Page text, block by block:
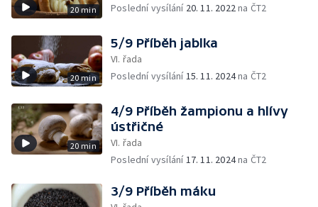
20 min
Poslední vysílání 20. 11. 2022na ČT2
20 min
5/9 Příběh jablka
VI. řada
Poslední vysílání15. 11. 2024na ČT2
20 min
4/9 Příběh žampionu a hlívy
ústřičné
VI. řada
Poslední vysílání17. 11. 2024na ČT2
3/9 Příběh máku